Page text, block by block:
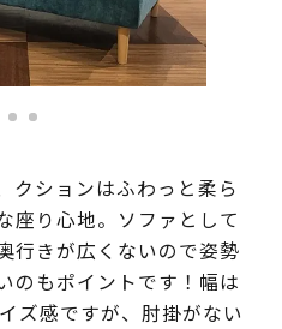
クションはふわっと柔ら
座り心地。ソファとして
行きが広くないので姿勢
のもポイントです！幅は
ズ感ですが、肘掛がない